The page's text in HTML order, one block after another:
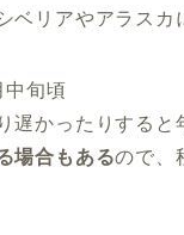
ベリアやアラスカ
中旬頃
遅かったりすると
場合もあるので、